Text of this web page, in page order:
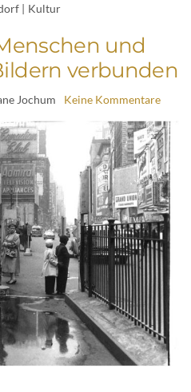
| Kultur
und
verbunden
Jochum Keine Kommentare